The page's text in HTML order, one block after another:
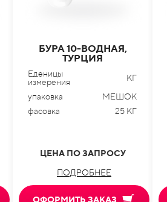
БУРА 10-ВОДНАЯ,
ТУРЦИЯ
Еденицы
измерения
КГ
упаковка
МЕШОК
фасовка
25 КГ
ЦЕНА ПО ЗАПРОСУ
ПОДРОБНЕЕ
ОФОРМИТЬ ЗАКАЗ